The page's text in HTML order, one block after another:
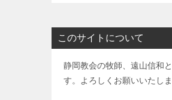
このサイトについて
静岡教会の牧師、遠山信和
す。よろしくお願いいたしま